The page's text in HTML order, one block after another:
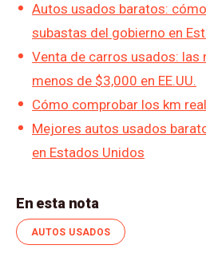
Autos usados baratos:
subastas del gobierno en
Venta de carros usados:
menos de $3,000 en EE.UU.
Cómo comprobar los km
Mejores autos usados
en Estados Unidos
En esta nota
AUTOS USADOS